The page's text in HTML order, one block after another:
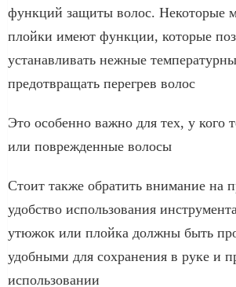
функций защиты волос. Некоторые
плойки имеют функции, которые
устанавливать нежные
предотвращать перегрев волос
Это особенно важно для тех, у кого
или поврежденные волосы
Стоит также обратить внимание на
удобство использования
утюжок или плойка должны быть
удобными для сохранения в руке и
использовании